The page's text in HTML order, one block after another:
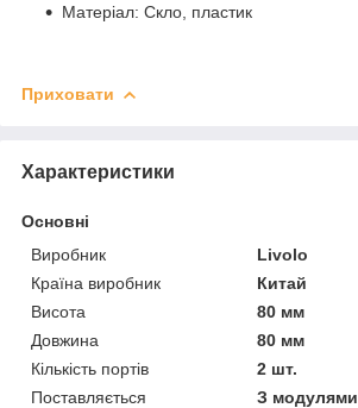
Матеріал: Скло, пластик
Приховати
Характеристики
Основні
Виробник
Livolo
Країна виробник
Китай
Висота
80 мм
Довжина
80 мм
Кількість портів
2 шт.
Поставляється
З модулями